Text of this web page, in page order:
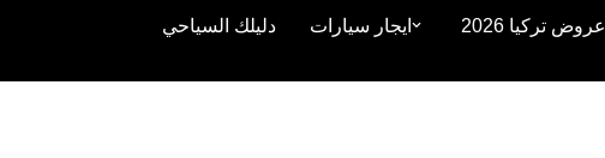
عروض تركيا 2026 ايجار سيارات
دليلك السياحي